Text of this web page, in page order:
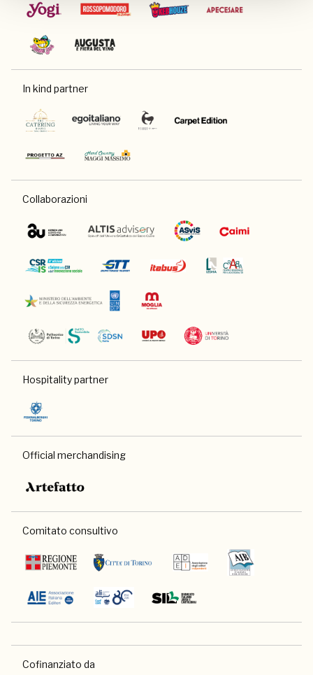
In kind partner
Collaborazioni
Hospitality partner
Official merchandising
Comitato consultivo
Cofinanziato da